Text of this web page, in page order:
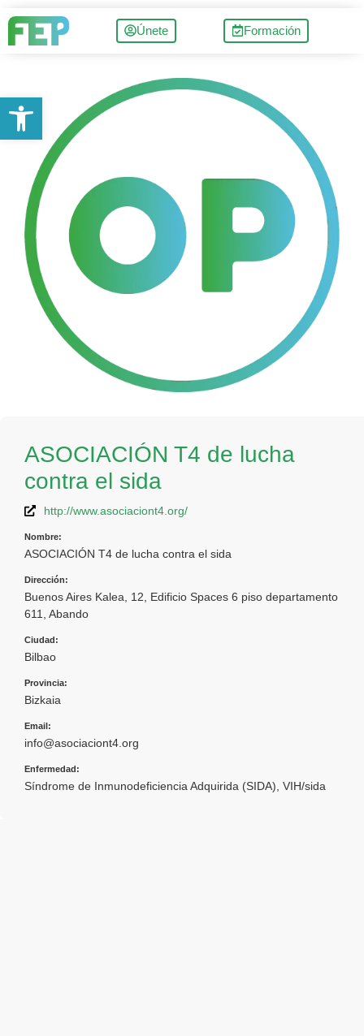
Únete Formación
ASOCIACIÓN T4 de lucha
contra el sida
http://www.asociaciont4.org/
Nombre:
ASOCIACIÓN T4 de lucha contra el sida
Dirección:
Buenos Aires Kalea, 12, Edificio Spaces 6 piso departamento
611, Abando
Ciudad:
Bilbao
Provincia:
Bizkaia
Email:
info@asociaciont4.org
Enfermedad:
Síndrome de Inmunodeficiencia Adquirida (SIDA) VIH/sida
Abrir barra de herramientas